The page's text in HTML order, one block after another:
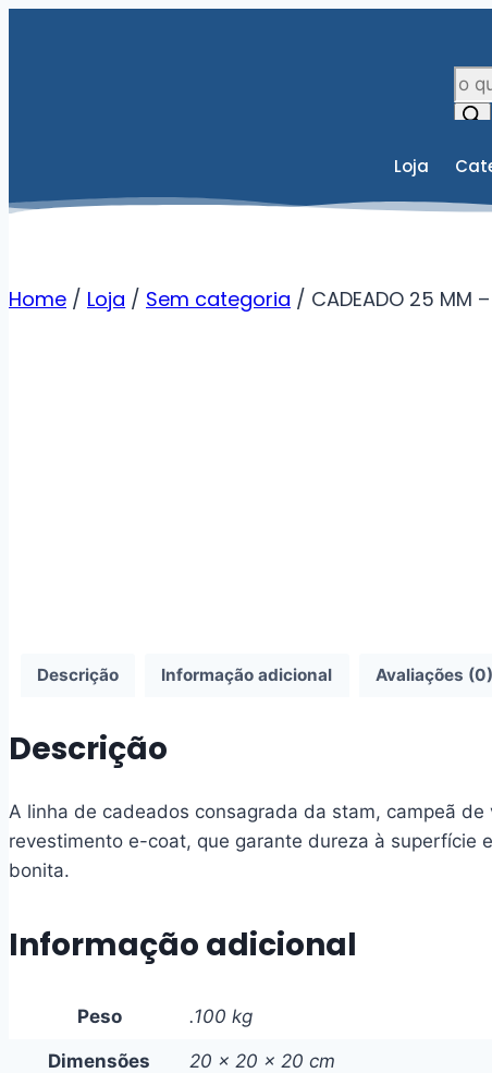
Loja
Home / Loja / Sem categoria / CADEADO 25 MM
Descrição Informação adicional Avaliações (0)
Descrição
A linha de cadeados consagrada da stam, campeã
revestimento e-coat, que garante dureza à superfície
bonita.
Informação adicional
Peso .100 kg
Dimensões 20 × 20 × 20 cm